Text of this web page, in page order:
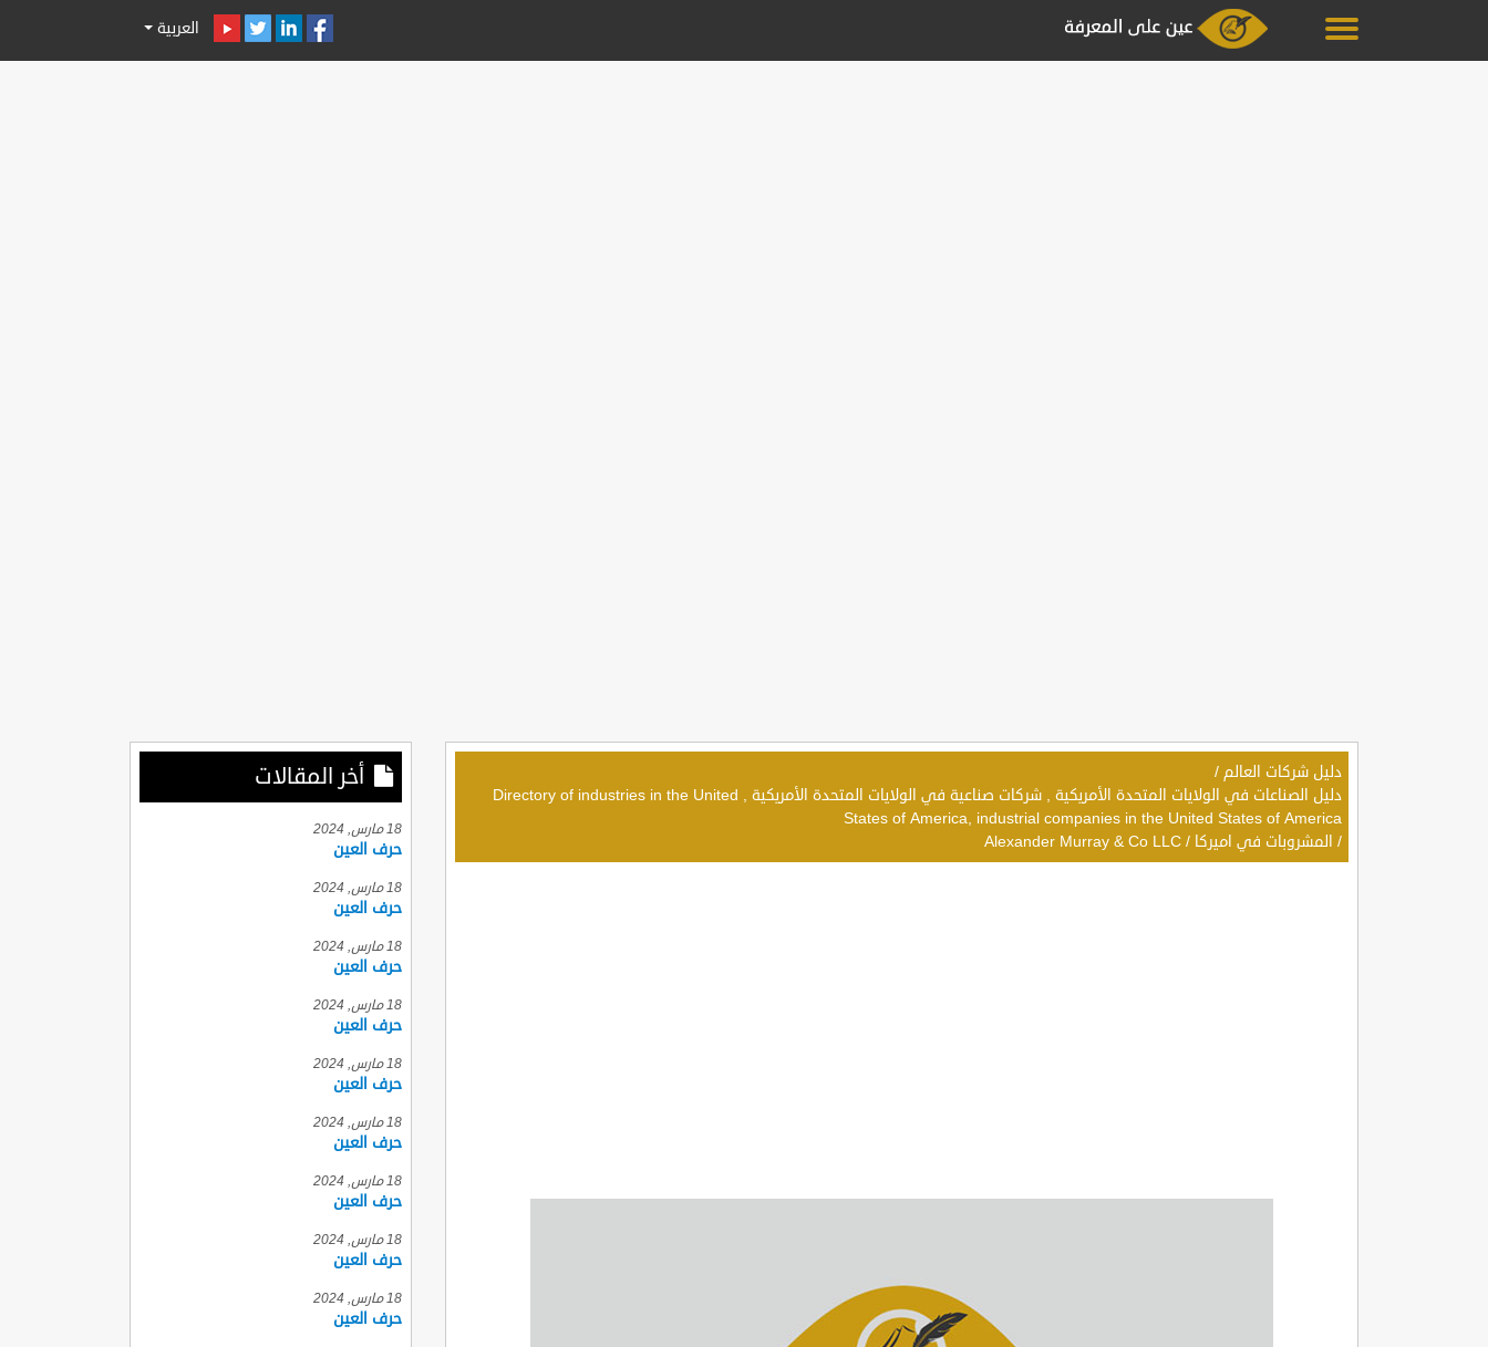
العربية
دليل شركات العالم /
دليل الصناعات في الولايات المتحدة الأمريكية , شركات صناعية في الولايات المتحدة الأمريكية , Directory of industries in the United
States of America, industrial companies in the United States of America
/ المشروبات في اميركا /
Alexander Murray & Co LLC
أخر المقالات
18 مارس, 2024
حرف العين
18 مارس, 2024
حرف العين
18 مارس, 2024
حرف العين
18 مارس, 2024
حرف العين
18 مارس, 2024
حرف العين
18 مارس, 2024
حرف العين
18 مارس, 2024
حرف العين
18 مارس, 2024
حرف العين
18 مارس, 2024
حرف العين